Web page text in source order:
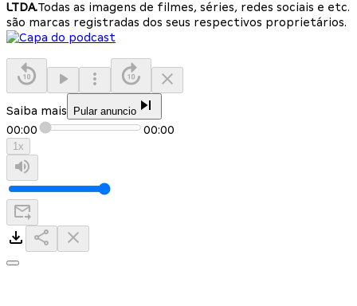
LTDA.Todas as imagens de filmes, séries, redes sociais e etc.
são marcas registradas dos seus respectivos proprietários.
Saiba mais Pular anuncio
00:00 00:00
1x